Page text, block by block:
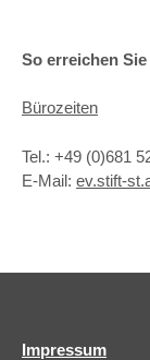
So erreichen
Bürozeiten
Tel.: +49 (0)681
E-Mail: ev.stift-
Impressum